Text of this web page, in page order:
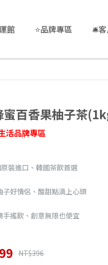
館 ⭐品牌專區 🛎️客
蜜百香果柚子茶
活品牌專區
裝進口、韓國茶飲首選
好情侶、酸甜點滴上心頭
搖飲、創意無限也便宜
NT$396